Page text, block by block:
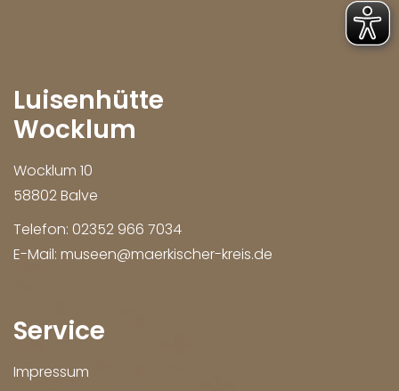
Luisenhütte
Wocklum
Wocklum 10
58802 Balve
Telefon: 02352 966 7034
E-Mail: museen@maerkischer-kreis.de
Service
Impressum